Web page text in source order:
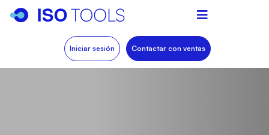
Iniciar sesión Contactar con ventas